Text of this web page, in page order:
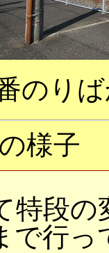
のり
様子
段の
で行っ